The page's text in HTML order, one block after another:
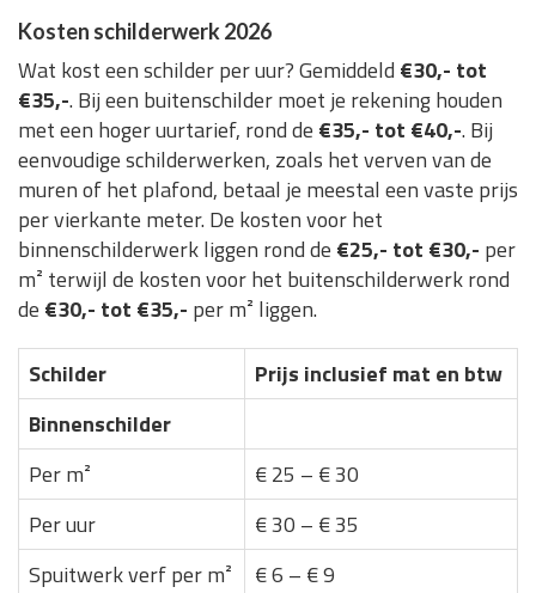
Kosten schilderwerk 2026
Wat kost een schilder per uur? Gemiddeld €30,- tot
€35,-. Bij een buitenschilder moet je rekening houden
met een hoger uurtarief, rond de €35,- tot €40,-. Bij
eenvoudige schilderwerken, zoals het verven van de
muren of het plafond, betaal je meestal een vaste prijs
per vierkante meter. De kosten voor het
binnenschilderwerk liggen rond de €25,- tot €30,- per
m² terwijl de kosten voor het buitenschilderwerk rond
de €30,- tot €35,- per m² liggen.
Schilder
Prijs inclusief mat en btw
Binnenschilder
Per m²
€ 25 – € 30
Per uur
€ 30 – € 35
Spuitwerk verf per m²
€ 6 – € 9